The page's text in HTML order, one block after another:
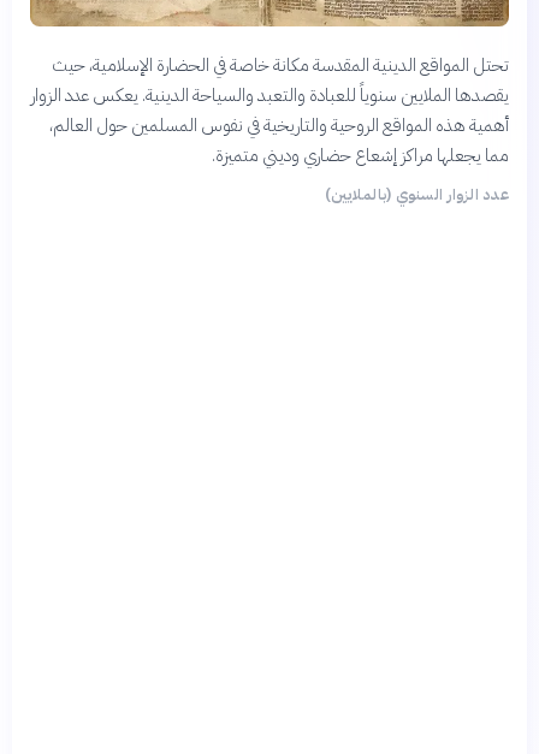
تحتل المواقع الدينية المقدسة مكانة خاصة في الحضارة الإسلامية، حيث
يقصدها الملايين سنوياً للعبادة والتعبد والسياحة الدينية. يعكس عدد الزوار
أهمية هذه المواقع الروحية والتاريخية في نفوس المسلمين حول العالم،
مما يجعلها مراكز إشعاع حضاري وديني متميزة.
عدد الزوار السنوي (بالملايين)